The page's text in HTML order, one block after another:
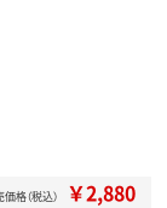
格（税込） ￥2,880